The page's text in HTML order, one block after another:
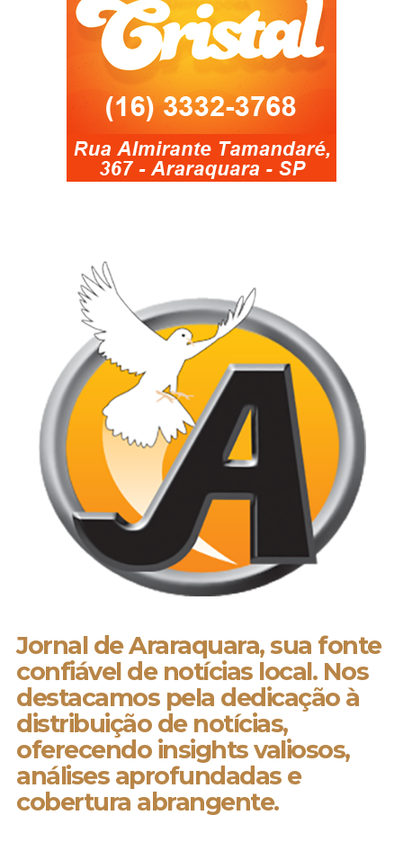
Jornal de Araraquara, sua fonte
confiável de notícias local. Nos
destacamos pela dedicação à
distribuição de notícias,
oferecendo insights valiosos,
análises aprofundadas e
cobertura abrangente.